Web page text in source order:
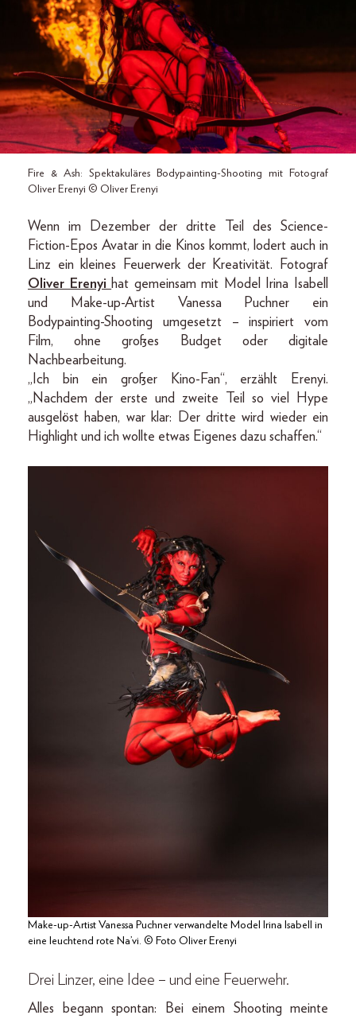
Fire & Ash: Spektakuläres Bodypainting-Shooting mit Fotograf
Oliver Erenyi © Oliver Erenyi
Wenn im Dezember der dritte Teil des Science-
Fiction-Epos Avatar in die Kinos kommt, lodert auch in
Linz ein kleines Feuerwerk der Kreativität. Fotograf
Oliver Erenyi hat gemeinsam mit Model Irina Isabell
und Make-up-Artist Vanessa Puchner ein
Bodypainting-Shooting umgesetzt – inspiriert vom
Film, ohne großes Budget oder digitale
Nachbearbeitung.
„Ich bin ein großer Kino-Fan“, erzählt Erenyi.
„Nachdem der erste und zweite Teil so viel Hype
ausgelöst haben, war klar: Der dritte wird wieder ein
Highlight und ich wollte etwas Eigenes dazu schaffen.“
Make-up-Artist Vanessa Puchner verwandelte Model Irina Isabell in
eine leuchtend rote Na’vi. © Foto Oliver Erenyi
Drei Linzer, eine Idee – und eine Feuerwehr.
Alles begann spontan: Bei einem Shooting meinte